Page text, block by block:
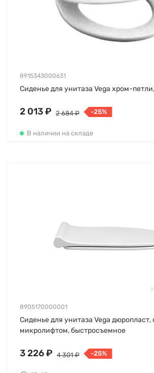
8915343000631
Сиденье для унитаза Vega хром-
2 013 ₽ 2 684 ₽ -25%
В наличии на складе
8905170000001
Сиденье для унитаза Vega дюропласт,
микролифтом, быстросъемное
3 226 ₽ 4 301 ₽ -25%